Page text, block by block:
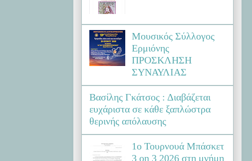
Μουσικός Σύλλογος
Ερμιόνης
ΠΡΟΣΚΛΗΣΗ
ΣΥΝΑΥΛΙΑΣ
Βασίλης Γκάτσος : Διαβάζεται
ευχάριστα σε κάθε ξαπλώστρα
θερινής απόλαυσης
1ο Τουρνουά Μπάσκετ
3 on 3 2026 στη μνήμη